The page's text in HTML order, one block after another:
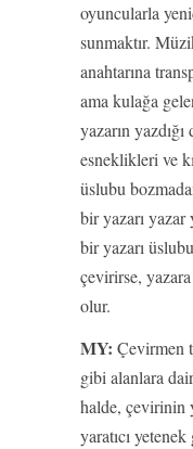
oyuncularla
sunmaktır.
anahtarına
ama kulağa
yazarın
esneklikleri ve
üslubu
bir yazarı
bir yazarı
çevirirse, yazara
olur.
MY: Çevirmen
gibi alanlara
halde, çevirinin
yaratıcı